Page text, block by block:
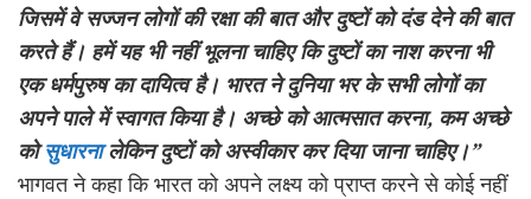
जिसमें वेसज्जन लोगों कीरक्षा की बातऔर दुष्टों को दंड देने की बात
करते हैं। हमें यह भी नहीं भूलना चाहिए कि दुष्टों का नाश करनाभी
एक धर्मपुरुष का दायित्वहै। भारत ने दुनिया भर के सभी लोगों का
अपने पाले में स्वागत किया है। अच्छे को आत्मसात करना, कम अच्छे
कोसुधारना लेकिन दुष्टों को अस्वीकार कर दिया जाना चाहिए।”
भागवत ने कहा कि भारत को अपने लक्ष्य को प्राप्त करने से कोई नहीं